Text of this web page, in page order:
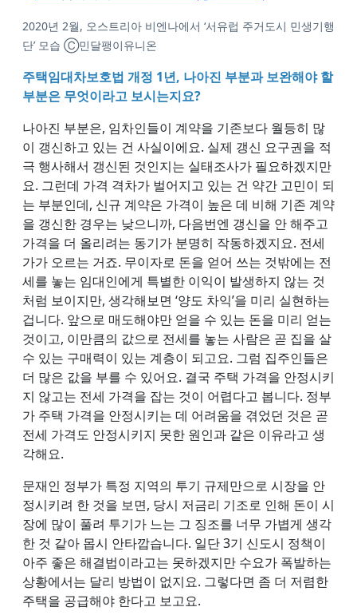
2020년 2월, 오스트리아 비엔나에서 ‘서유럽 주거도시 민생기행
단’ 모습 Ⓒ민달팽이유니온
주택임대차보호법 개정 1년, 나아진 부분과 보완해야 할
부분은 무엇이라고 보시는지요?
나아진 부분은, 임차인들이 계약을 기존보다 월등히 많
이 갱신하고 있는 건 사실이에요. 실제 갱신 요구권을 적
극 행사해서 갱신된 것인지는 실태조사가 필요하겠지만
요. 그런데 가격 격차가 벌어지고 있는 건 약간 고민이 되
는 부분인데, 신규 계약은 가격이 높은 데 비해 기존 계약
을 갱신한 경우는 낮으니까, 다음번엔 갱신을 안 해주고
가격을 더 올리려는 동기가 분명히 작동하겠지요. 전세
가가 오르는 거죠. 무이자로 돈을 얻어 쓰는 것밖에는 전
세를 놓는 임대인에게 특별한 이익이 발생하지 않는 것
처럼 보이지만, 생각해보면 ‘양도 차익’을 미리 실현하는
겁니다. 앞으로 매도해야만 얻을 수 있는 돈을 미리 얻는
것이고, 이만큼의 값으로 전세를 놓는 사람은 곧 집을 살
수 있는 구매력이 있는 계층이 되고요. 그럼 집주인들은
더 많은 값을 부를 수 있어요. 결국 주택 가격을 안정시키
지 않고는 전세 가격을 잡는 것이 어렵다고 봅니다. 정부
가 주택 가격을 안정시키는 데 어려움을 겪었던 것은 곧
전세 가격도 안정시키지 못한 원인과 같은 이유라고 생
각해요.
문재인 정부가 특정 지역의 투기 규제만으로 시장을 안
정시키려 한 것을 보면, 당시 저금리 기조로 인해 돈이 시
장에 많이 풀려 투기가 느는 그 징조를 너무 가볍게 생각
한 것 같아 몹시 안타깝습니다. 일단 3기 신도시 정책이
아주 좋은 해결법이라고는 못하겠지만 수요가 폭발하는
상황에서는 달리 방법이 없지요. 그렇다면 좀 더 저렴한
주택을 공급해야 한다고 보고요.